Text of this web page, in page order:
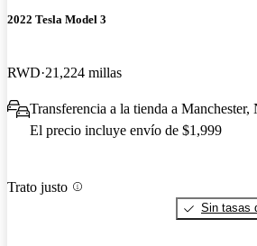
2022 Tesla Model 3
RWD 21,224 millas
Transferencia a la tienda a Manchester,
El precio incluye envío de $1,999
Trato justo
Sin tasas